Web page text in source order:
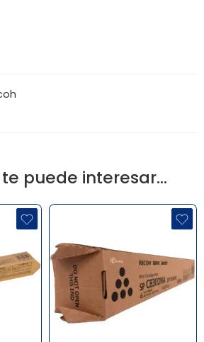
puede interesar…